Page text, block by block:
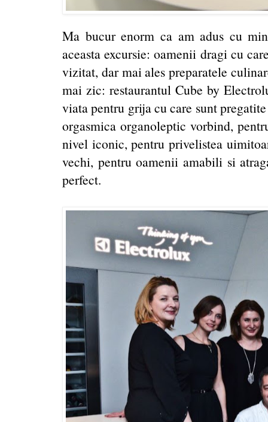
Ma bucur enorm ca am adus cu
aceasta excursie: oamenii dragi cu
vizitat, dar mai ales preparatele
mai zic: restaurantul Cube by
viata pentru grija cu care sunt
orgasmica organoleptic vorbind,
nivel iconic, pentru privelistea
vechi, pentru oamenii amabili si
perfect.